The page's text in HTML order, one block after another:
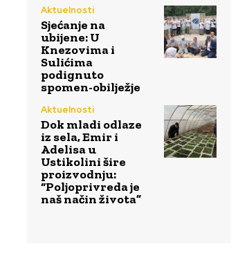
Aktuelnosti
Sjećanje na
ubijene: U
Knezovima i
Sulićima
podignuto
spomen-obilježje
Aktuelnosti
Dok mladi odlaze
iz sela, Emir i
Adelisa u
Ustikolini šire
proizvodnju:
“Poljoprivreda je
naš način života”